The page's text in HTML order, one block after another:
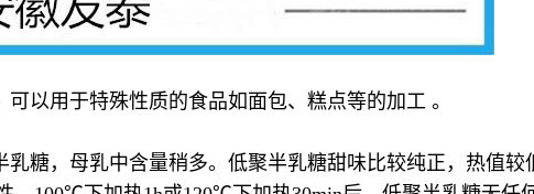
以用于特殊性质的食品如面包、糕点等的加工 。
糖，母乳中含量稍多。低聚半乳糖甜味比较纯正，热值较